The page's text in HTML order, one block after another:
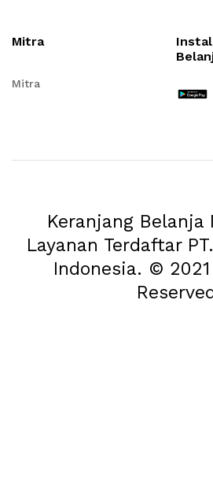
Mitra
Mitra
Keranjang Belanja
Layanan Terdaftar
Indonesia. ©